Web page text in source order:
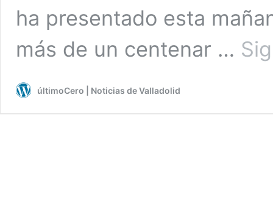
ha presentado esta
más de un centenar …
últimoCero | Noticias de Valladolid